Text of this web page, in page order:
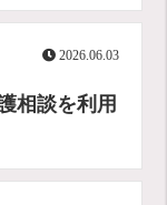
2026.06.03
相談を利用